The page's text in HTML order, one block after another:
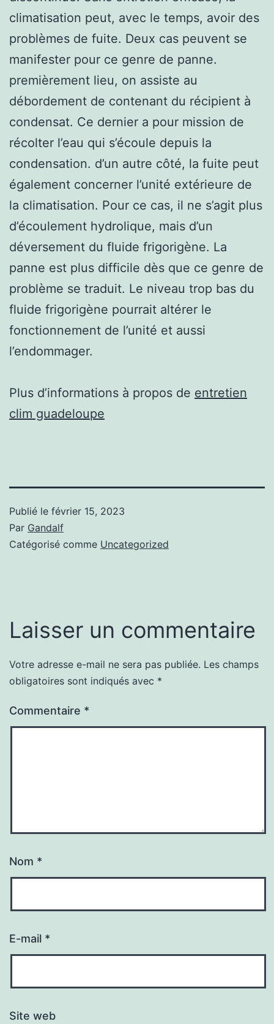
climatisation peut, avec le temps, avoir des
problèmes de fuite. Deux cas peuvent se
manifester pour ce genre de panne.
premièrement lieu, on assiste au
débordement de contenant du récipient à
condensat. Ce dernier a pour mission de
récolter l’eau qui s’écoule depuis la
condensation. d’un autre côté, la fuite peut
également concerner l’unité extérieure de
la climatisation. Pour ce cas, il ne s’agit plus
d’écoulement hydrolique, mais d’un
déversement du fluide frigorigène. La
panne est plus difficile dès que ce genre de
problème se traduit. Le niveau trop bas du
fluide frigorigène pourrait altérer le
fonctionnement de l’unité et aussi
l’endommager.
Plus d’informations à propos de entretien
clim guadeloupe
Publié le février 15, 2023
Par Gandalf
Catégorisé comme Uncategorized
Laisser un commentaire
Votre adresse e-mail ne sera pas publiée. Les champs
obligatoires sont indiqués avec *
Commentaire *
Nom *
E-mail *
Site web